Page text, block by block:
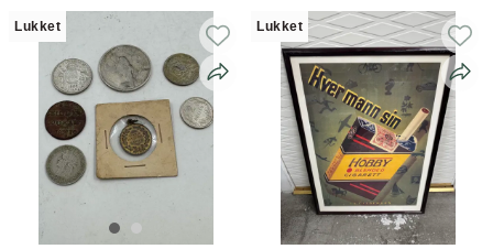
Lukket Lukket